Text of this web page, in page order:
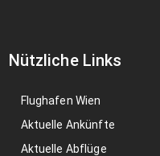
Nützliche Links
Flughafen Wien
Aktuelle Ankünfte
Aktuelle Abflüge